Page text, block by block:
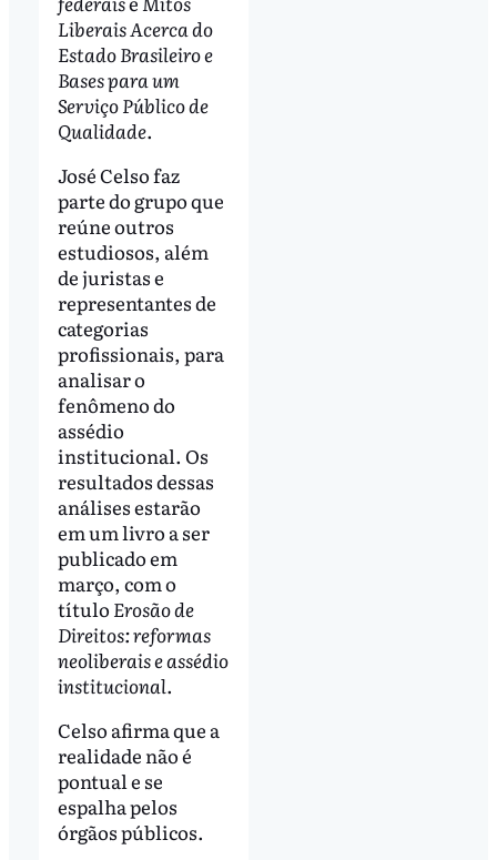
Liberais Acerca do
Estado Brasileiro e
Bases para um
Serviço Público de
Qualidade.
José Celso faz
parte do grupo que
reúne outros
estudiosos, além
de juristas e
representantes de
categorias
profissionais, para
analisar o
fenômeno do
assédio
institucional. Os
resultados dessas
análises estarão
em um livro a ser
publicado em
março, com o
título Erosão de
Direitos: reformas
neoliberais e assédio
institucional.
Celso afirma que a
realidade não é
pontual e se
espalha pelos
órgãos públicos.